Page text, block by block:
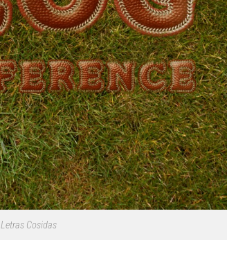
Letras Cosidas